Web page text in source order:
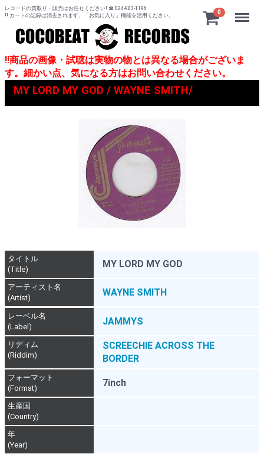
レコードの買取り・販売はお任せください! ☎ 024-983-1196
!! カートの記録は消去されます、「お気に入り」機能を活用ください。
0 Menu
!!商品の画像・試聴は実物の物とは異なる場合がございま
す。細かい点、気になる方はお問い合わせください。
MY LORD MY GOD / WAYNE SMITH/
タイトル
(Title)
MY LORD MY GOD
アーティスト名
(Artist)
WAYNE SMITH
レーベル名
(Label)
JAMMYS
リディム
(Riddim)
SCREECHIE ACROSS THE
BORDER
フォーマット
(Format)
7inch
生産国
(Country)
年
(Year)